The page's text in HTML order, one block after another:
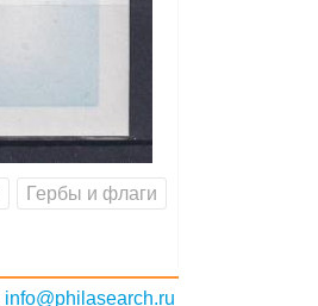
Гербы и флаги
info@philasearch.ru